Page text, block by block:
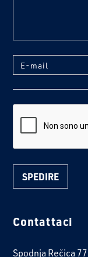
E-mail
Contattaci
Spodnja Rečica 77